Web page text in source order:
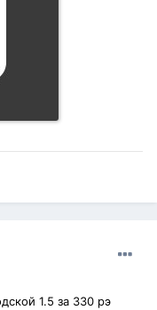
1.5 за 330 рэ